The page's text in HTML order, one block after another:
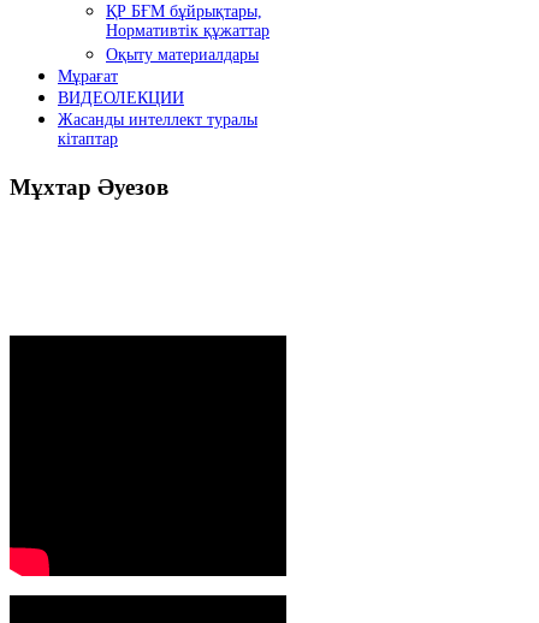
ҚР БҒМ бұйрықтары,
Нормативтік құжаттар
Оқыту материалдары
Мұрағат
ВИДЕОЛЕКЦИИ
Жасанды интеллект туралы
кітаптар
Мұхтар Әуезов